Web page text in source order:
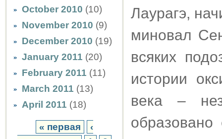
October 2010 (10)
November 2010 (9)
December 2010 (19)
January 2011 (20)
February 2011 (11)
March 2011 (13)
April 2011 (18)
« первая
‹
Лаурагэ,
миновал
всяких
истории
века –